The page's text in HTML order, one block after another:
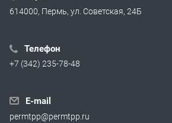
614000, Пермь, ул. Советская, 24Б
Телефон
+7 (342) 235-78-48
E-mail
permtpp@permtpp.ru